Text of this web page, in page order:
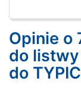
Opinie o
do
do